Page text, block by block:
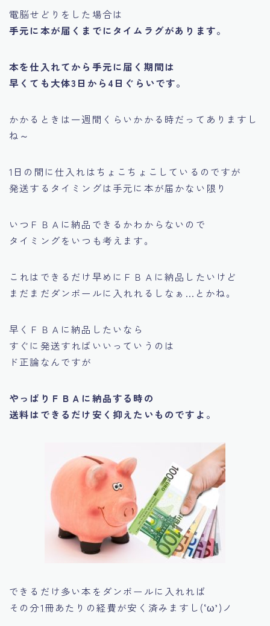
電脳せどりをした場合は
手元に本が届くまでにタイムラグがあります。
本を仕入れてから手元に届く期間は
早くても大体3日から4日ぐらいです。
かかるときは一週間くらいかかる時だってありますし
ね～
1日の間に仕入れはちょこちょこしているのですが
発送するタイミングは手元に本が届かない限り
いつＦＢＡに納品できるかわからないので
タイミングをいつも考えます。
これはできるだけ早めにＦＢＡに納品したいけど
まだまだダンボールに入れれるしなぁ… とかね。
早くＦＢＡに納品したいなら
すぐに発送すればいいっていうのは
ド正論なんですが
やっぱりＦＢＡに納品する時の
送料はできるだけ安く抑えたいものですよ。
できるだけ多い本をダンボールに入れれば
その分1冊あたりの経費が安く済みますし(‘ω’)ノ